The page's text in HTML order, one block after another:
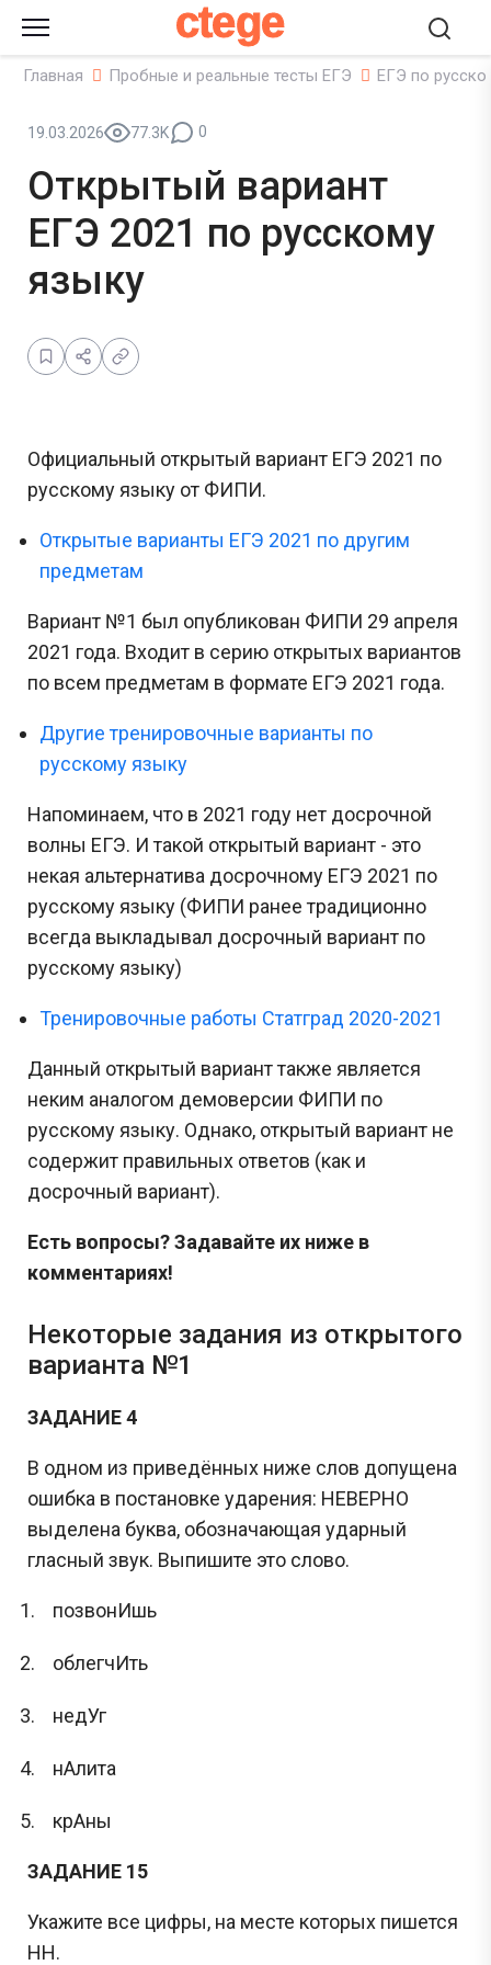
ctege
Главная Пробные и реальные тесты ЕГЭ ЕГЭ по
19.03.2026 77.3K 0
Открытый вариант
ЕГЭ 2021 по русскому
языку
Официальный открытый вариант ЕГЭ 2021 по
русскому языку от ФИПИ.
Открытые варианты ЕГЭ 2021 по другим
предметам
Вариант №1 был опубликован ФИПИ 29 апреля
2021 года. Входит в серию открытых вариантов
по всем предметам в формате ЕГЭ 2021 года.
Другие тренировочные варианты по
русскому языку
Напоминаем, что в 2021 году нет досрочной
волны ЕГЭ. И такой открытый вариант - это
некая альтернатива досрочному ЕГЭ 2021 по
русскому языку (ФИПИ ранее традиционно
всегда выкладывал досрочный вариант по
русскому языку)
Тренировочные работы Статград 2020-2021
Данный открытый вариант также является
неким аналогом демоверсии ФИПИ по
русскому языку. Однако, открытый вариант не
содержит правильных ответов (как и
досрочный вариант).
Есть вопросы? Задавайте их ниже в
комментариях!
Некоторые задания из открытого
варианта №1
ЗАДАНИЕ 4
В одном из приведённых ниже слов допущена
ошибка в постановке ударения: НЕВЕРНО
выделена буква, обозначающая ударный
гласный звук. Выпишите это слово.
позвонИшь
облегчИть
недУг
нАлита
крАны
ЗАДАНИЕ 15
Укажите все цифры, на месте которых пишется
НН.